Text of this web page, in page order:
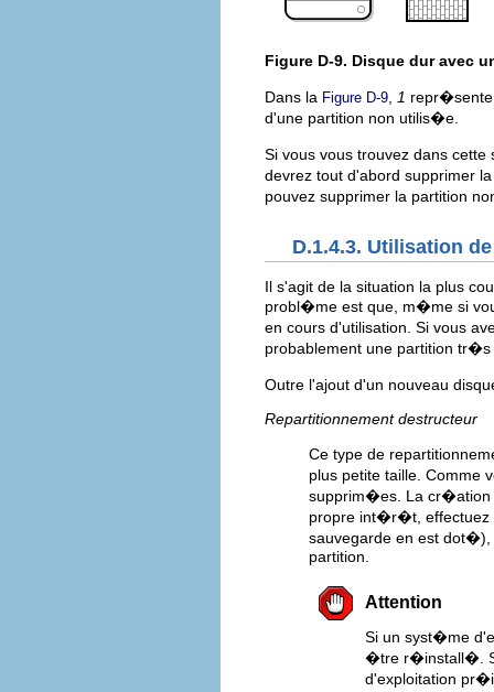
Figure D-9. Disque dur avec
Dans la Figure D-9, 1
d'une partition non utilis�e.
Si vous vous trouvez dans
devrez tout d'abord supprimer
pouvez supprimer la partition
D.1.4.3. Utilisation
Il s'agit de la situation la plus
probl�me est que, m�me si
en cours d'utilisation. Si vous
probablement une partition
Outre l'ajout d'un nouveau
Repartitionnement destructeur
Ce type de
plus petite taille. Comme
supprim�es. La cr�ation
propre int�r�t, effectuez
sauvegarde en est
partition.
Attention
Si un syst�me
�tre r�install�.
d'exploitation